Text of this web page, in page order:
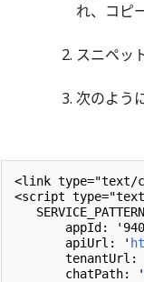
れ、コピ
スニペッ
次のよう
<link type="text/
<script
appId:
       apiUrl: '
tenantUrl:
       chatPath: '